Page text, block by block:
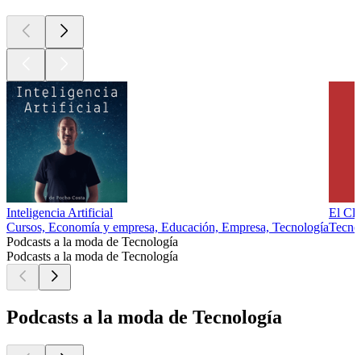
Inteligencia Artificial
Cursos, Economía y empresa, Educación, Empresa, Tecnología
El
Podcasts a la moda de Tecnología
Podcasts a la moda de Tecnología
Podcasts a la moda de Tecnología